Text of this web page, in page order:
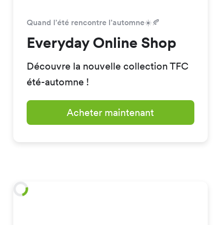
Quand l’été rencontre l’automne☀️🍂
Everyday Online Shop
Découvre la nouvelle collection TFC
été-automne !
Acheter maintenant